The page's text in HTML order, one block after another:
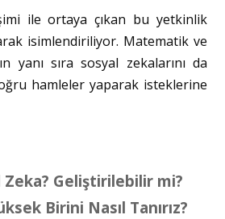
ile ortaya çıkan bu yetkinlik
isimlendiriliyor. Matematik ve
yanı sıra sosyal zekalarını da
hamleler yaparak isteklerine
Zeka? Geliştirilebilir mi?
Birini Nasıl Tanırız?